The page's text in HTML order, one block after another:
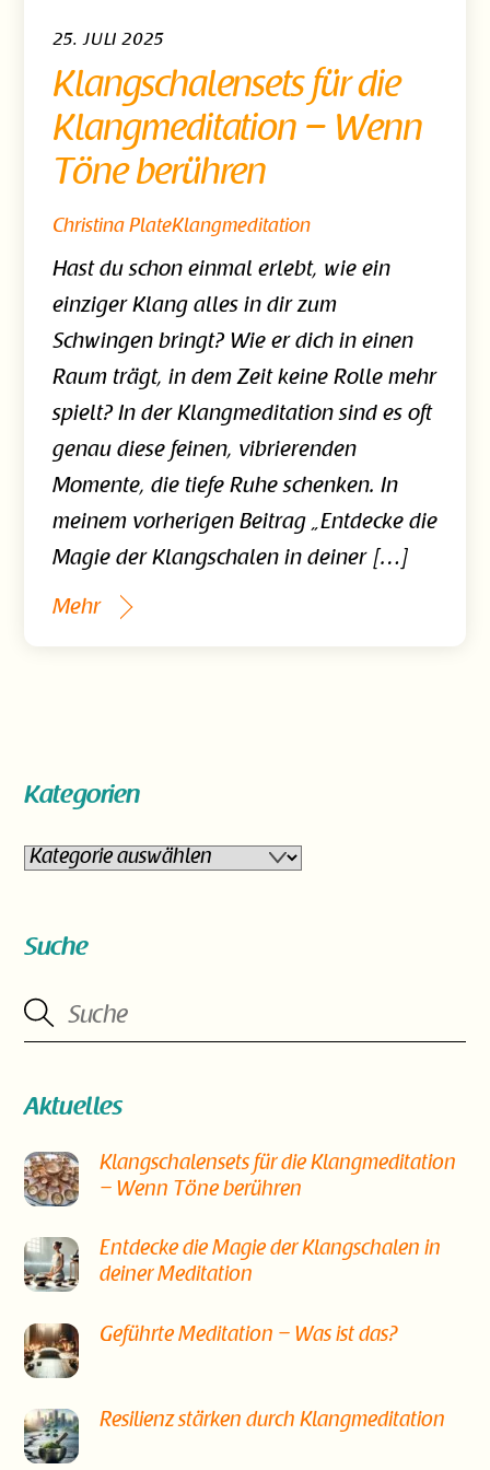
25. JULI 2025
Klangschalensets für die
Klangmeditation – Wenn
Töne berühren
Christina PlateKlangmeditation
Hast du schon einmal erlebt, wie ein
einziger Klang alles in dir zum
Schwingen bringt? Wie er dich in einen
Raum trägt, in dem Zeit keine Rolle mehr
spielt? In der Klangmeditation sind es oft
genau diese feinen, vibrierenden
Momente, die tiefe Ruhe schenken. In
meinem vorherigen Beitrag „Entdecke die
Magie der Klangschalen in deiner […]
Mehr
Kategorien
Kategorien
Suche
Aktuelles
Klangschalensets für die Klangmeditation
– Wenn Töne berühren
Entdecke die Magie der Klangschalen in
deiner Meditation
Geführte Meditation – Was ist das?
Resilienz stärken durch Klangmeditation